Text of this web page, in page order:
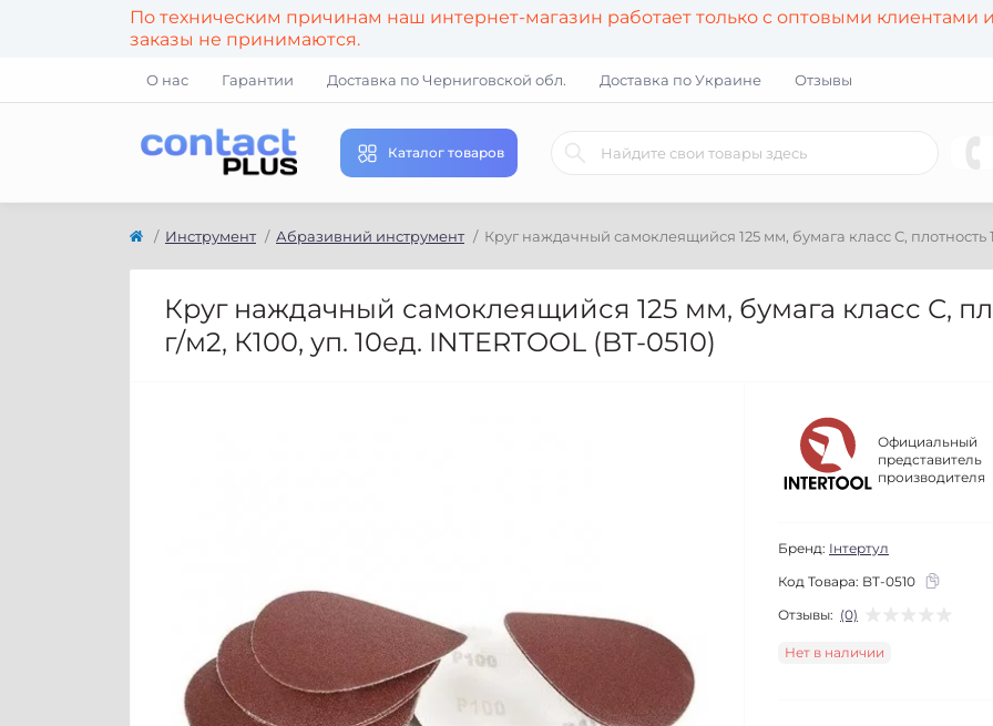
По техническим причинам наш интернет-магазин работает только с оптовыми клиентами
заказы не принимаются.
О нас Гарантии Доставка по Черниговской обл. Доставка по Украине Отзывы
Каталог товаров
Инструмент Абразивний инструмент Круг наждачный самоклеящийся 125 мм, бумага класс С, плотность
Круг наждачный самоклеящийся 125 мм, бумага класс С,
г/м2, К100, уп. 10ед. INTERTOOL (BT-0510)
Официальный
представитель
производителя
Бренд: Інтертул
Код Товара: BT-0510
Отзывы: (0)
Нет в наличии